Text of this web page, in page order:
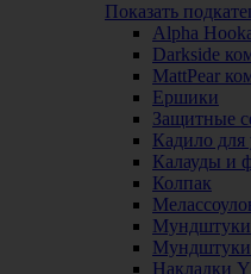
Показать
Alpha
Darkside
MattPear
Ершики
Защитные
Кадило для
Калауды и
Колпак
Мундштуки
Мундштуки
Накладки